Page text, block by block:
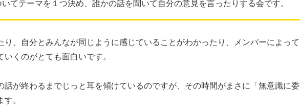
てテーマを１つ決め、誰かの話を聞いて自分の意見を言ったりする会です。
り、自分とみんなが同じように感じていることがわかったり、メンバーによって
くのがとても面白いです。
話が終わるまでじっと耳を傾けているのですが、その時間がまさに「無意識に委
。